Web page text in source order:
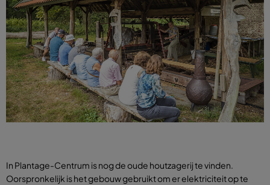
In Plantage-Centrum is nog de oude houtzagerij te vinden.
Oorspronkelijk is het gebouw gebruikt om er elektriciteit op te